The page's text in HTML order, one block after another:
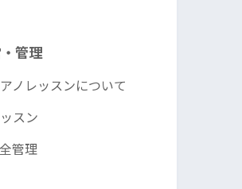
管理
ノレッスンについて
スン
管理